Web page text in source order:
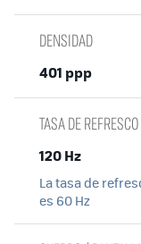
DENSIDAD
401 ppp
TASA DE REFRESCO
120 Hz
La tasa de
es 60 Hz